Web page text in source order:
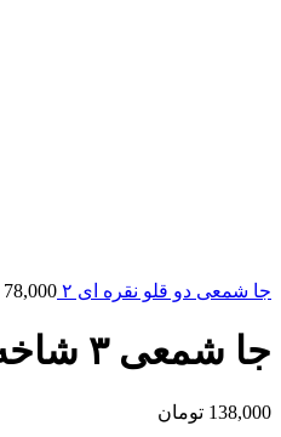
جا شمعی دو قلو نقره ای ۲ 78,000
جا شمعی ۳ شاخه کانواس طلایی
138,000 تومان